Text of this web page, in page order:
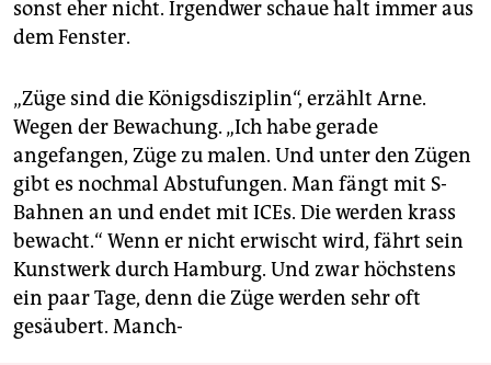
sonst eher nicht. Irgendwer schaue halt immer aus
dem Fenster.
„Züge sind die Königsdisziplin“, erzählt Arne.
Wegen der Bewachung. „Ich habe gerade
angefangen, Züge zu malen. Und unter den Zügen
gibt es nochmal Abstufungen. Man fängt mit S-
Bahnen an und endet mit ICEs. Die werden krass
bewacht.“ Wenn er nicht erwischt wird, fährt sein
Kunstwerk durch Hamburg. Und zwar höchstens
ein paar Tage, denn die Züge werden sehr oft
gesäubert. Manch-